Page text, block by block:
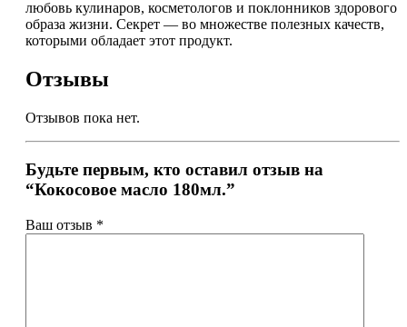
любовь кулинаров, косметологов и поклонников здорового
образа жизни. Секрет — во множестве полезных качеств,
которыми обладает этот продукт.
Отзывы
Отзывов пока нет.
Будьте первым, кто оставил отзыв на
“Кокосовое масло 180мл.”
Ваш отзыв *